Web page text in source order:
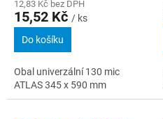
12,83 Kč bez DPH
15,52 Kč / ks
Do košíku
Obal univerzální 130 mic
ATLAS 345 x 590 mm